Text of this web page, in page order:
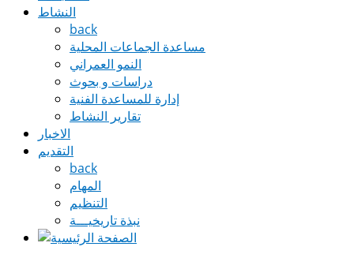
النشاط
back
مساعدة الجماعات المحلية
النمو العمراني
دراسات و بحوث
إدارة للمساعدة الفنية
تقارير النشاط
الاخبار
التقديم
back
المهام
التنظيم
نبذة تاريخيـــة